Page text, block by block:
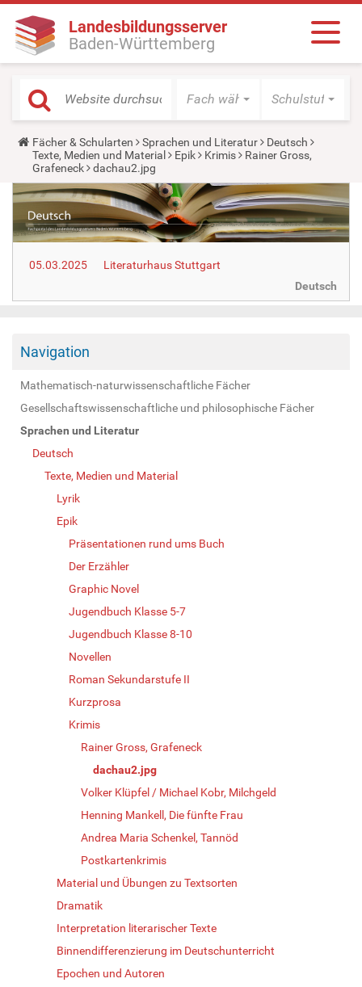
Landesbildungsserver
Baden-Württemberg
Fach wählen Schulstufe
Y
o
u
a
r
e
h
e
r
:
Fächer & Schularten Sprachen und Literatur
Deutsch
Texte, Medien und Material
Epik Krimis
Rainer Gross,
Grafeneck
dachau2.jpg
05.03.2025
Literaturhaus Stuttgart
Deutsch
Navigation
Mathematisch-naturwissenschaftliche Fächer
Gesellschaftswissenschaftliche und philosophische Fächer
Sprachen und Literatur
Deutsch
Texte, Medien und Material
Lyrik
Epik
Präsentationen rund ums Buch
Der Erzähler
Graphic Novel
Jugendbuch Klasse 5-7
Jugendbuch Klasse 8-10
Novellen
Roman Sekundarstufe II
Kurzprosa
Krimis
Rainer Gross, Grafeneck
dachau2.jpg
Volker Klüpfel / Michael Kobr, Milchgeld
Henning Mankell, Die fünfte Frau
Andrea Maria Schenkel, Tannöd
Postkartenkrimis
Material und Übungen zu Textsorten
Dramatik
Interpretation literarischer Texte
Binnendifferenzierung im Deutschunterricht
Epochen und Autoren